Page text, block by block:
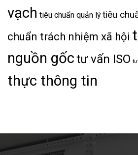
vạch tiêu chuẩn quản lý tiêu
chuẩn trách nhiệm xã hội
nguồn gốctư vấn ISO tư
thực thông tin